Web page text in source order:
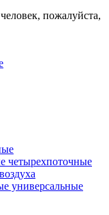
пожалуйста,
четырехпоточные
универсальные